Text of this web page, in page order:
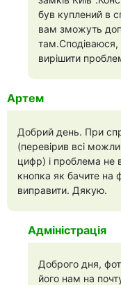
був куплений в
вам зможуть
там.Сподіваюся,
вирішити
Артем
Добрий день. При
(перевірив всі
цифр) і проблема не
кнопка як бачите на
виправити. Дякую.
Адміністрація
Доброго дня,
його нам на